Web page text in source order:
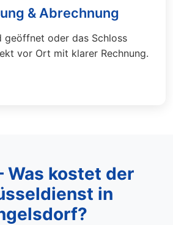
& Abrechnung
geöffnet oder das Schloss
vor Ort mit klarer Rechnung.
Was kostet der
in